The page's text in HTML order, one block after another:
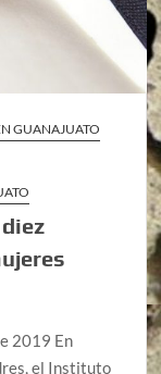
GUANAJUATO
2019 En
el Instituto